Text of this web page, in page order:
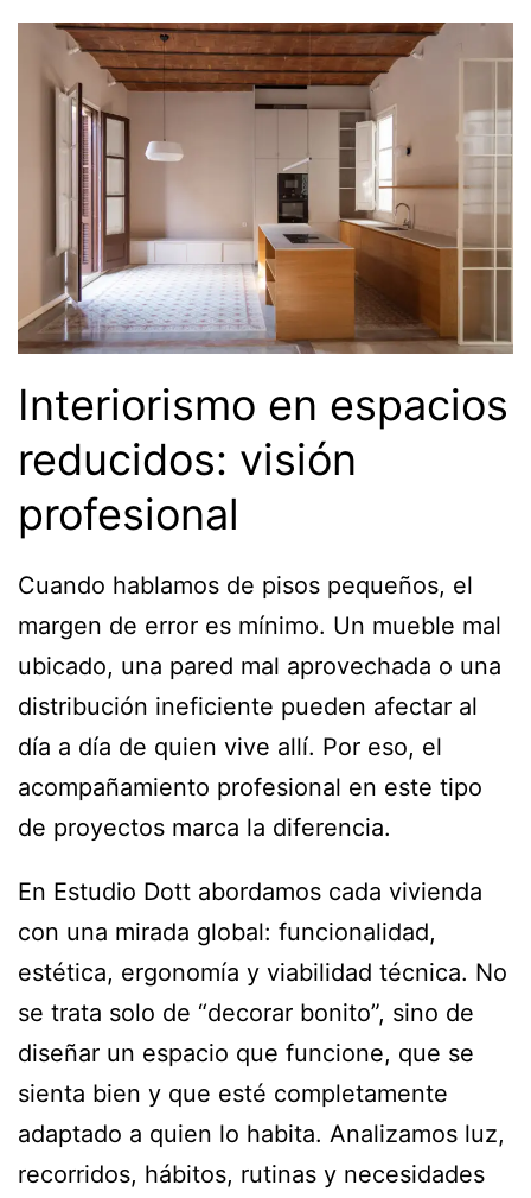
Interiorismo en espacios
reducidos: visión
profesional
Cuando hablamos de pisos pequeños, el
margen de error es mínimo. Un mueble mal
ubicado, una pared mal aprovechada o una
distribución ineficiente pueden afectar al
día a día de quien vive allí. Por eso, el
acompañamiento profesional en este tipo
de proyectos marca la diferencia.
En Estudio Dott abordamos cada vivienda
con una mirada global: funcionalidad,
estética, ergonomía y viabilidad técnica. No
se trata solo de “decorar bonito”, sino de
diseñar un espacio que funcione, que se
sienta bien y que esté completamente
adaptado a quien lo habita. Analizamos luz,
recorridos, hábitos, rutinas y necesidades